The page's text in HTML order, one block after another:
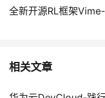
全新开源RL框架
相关文章